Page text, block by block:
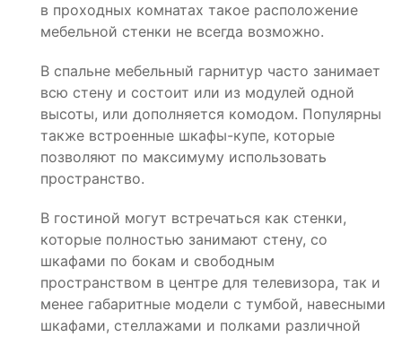
в проходных комнатах такое расположение
мебельной стенки не всегда возможно.
В спальне мебельный гарнитур часто занимает
всю стену и состоит или из модулей одной
высоты, или дополняется комодом. Популярны
также встроенные шкафы-купе, которые
позволяют по максимуму использовать
пространство.
В гостиной могут встречаться как стенки,
которые полностью занимают стену, со
шкафами по бокам и свободным
пространством в центре для телевизора, так и
менее габаритные модели с тумбой, навесными
шкафами, стеллажами и полками различной